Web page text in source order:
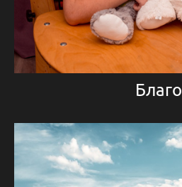
Благо